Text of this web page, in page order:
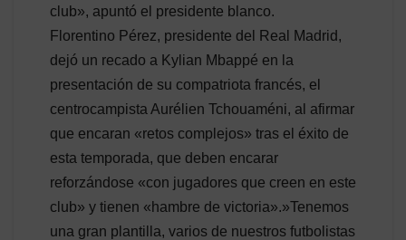
club», apuntó el presidente blanco.
Florentino Pérez, presidente del Real Madrid,
dejó un recado a Kylian Mbappé en la
presentación de su compatriota francés, el
centrocampista Aurélien Tchouaméni, al afirmar
que encaran «retos complejos» tras el éxito de
esta temporada, que deben encarar
reforzándose «con jugadores que creen en este
club» y tienen «hambre de victoria».»Tenemos
una gran plantilla, varios de nuestros futbolistas